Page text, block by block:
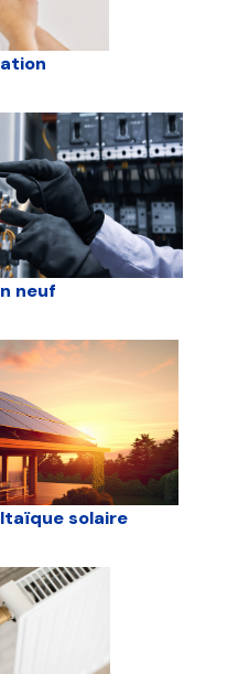
neuf
solaire